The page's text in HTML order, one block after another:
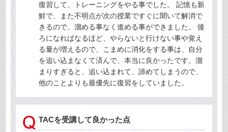
復習して、トレーニングをやる事でした。 記憶も新
鮮で、また不明点が次の授業ですぐに聞いて解消で
きるので、溜める事なく進める事ができました。 後
ろになればなるほど、やらないと行けない事や覚え
る量が増えるので、こまめに消化をする事は、自分
を追い込まなくて済んで、本当に良かったです。溜
まりすぎると、追い込まれて、諦めてしまうので、
他のことよりも最優先に復習をしていました。
TACを受講して良かった点